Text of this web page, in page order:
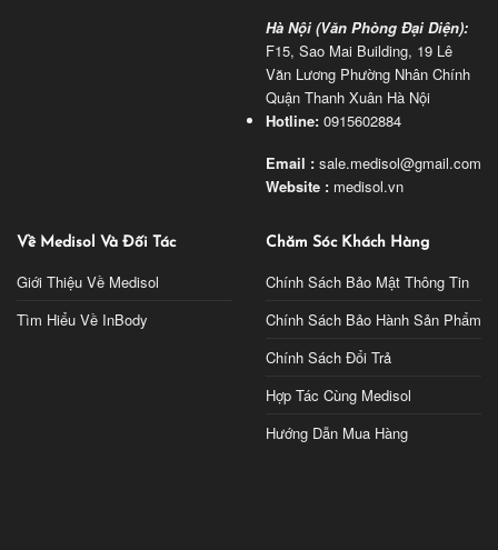
Hà Nội (Văn Phòng Đại Diện):
F15, Sao Mai Building, 19 Lê
Văn Lương Phường Nhân Chính
Quận Thanh Xuân Hà Nội
Hotline: 0915602884
Email : sale.medisol@gmail.com
Website : medisol.vn
Về Medisol Và Đối Tác
Giới Thiệu Về Medisol
Tìm Hiểu Về InBody
Chăm Sóc Khách Hàng
Chính Sách Bảo Mật Thông Tin
Chính Sách Bảo Hành Sản Phẩm
Chính Sách Đổi Trả
Hợp Tác Cùng Medisol
Hướng Dẫn Mua Hàng